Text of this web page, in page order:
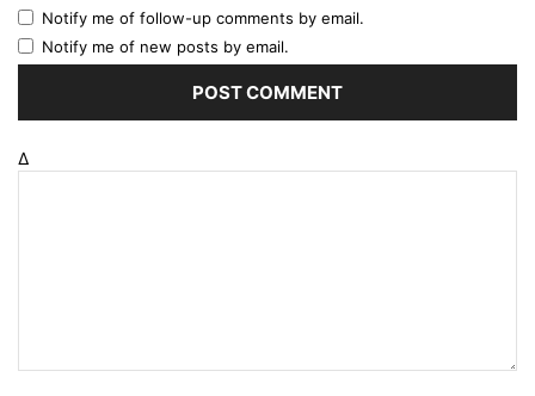
Notify me of follow-up comments by email.
Notify me of new posts by email.
Δ